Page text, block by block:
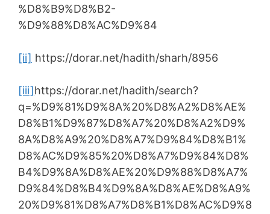
%D8%B9%D8%B2-
%D9%88%D8%AC%D9%84
[ii] https://dorar.net/hadith/sharh/8956
[iii]https://dorar.net/hadith/search?
q=%D9%81%D9%8A%20%D8%A2%D8%AE%
D8%B1%D9%87%D8%A7%20%D8%A2%D9%
8A%D8%A9%20%D8%A7%D9%84%D8%B1%
D8%AC%D9%85%20%D8%A7%D9%84%D8%
B4%D9%8A%D8%AE%20%D9%88%D8%A7%
D9%84%D8%B4%D9%8A%D8%AE%D8%A9%
20%D9%81%D8%A7%D8%B1%D8%AC%D9%8